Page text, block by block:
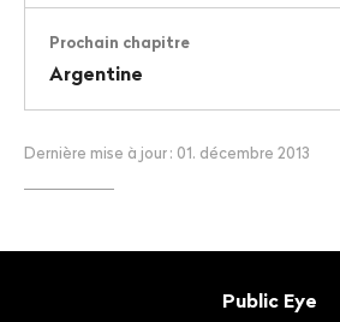
Prochain chapitre
Argentine
Dernière mise à jour: 01. décembre 2013
Public Eye